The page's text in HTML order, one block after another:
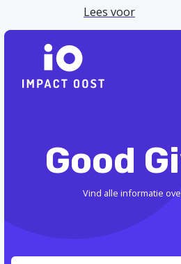
Lees voor
Good
Vind alle informatie